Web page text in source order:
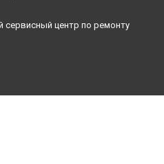
сервисный центр по ремонту